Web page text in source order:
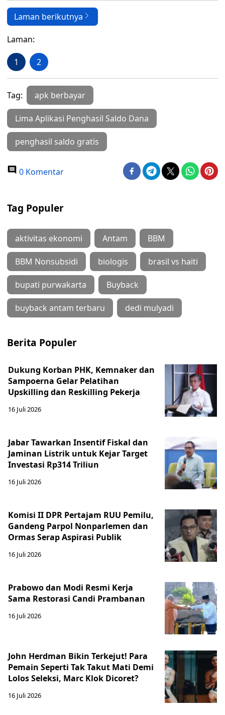
Laman berikutnya
Laman:
1 2
Tag: apk berbayar
Lima Aplikasi Penghasil Saldo Dana
penghasil saldo gratis
0 Komentar
Tag Populer
aktivitas ekonomi Antam BBM
BBM Nonsubsidi biologis brasil vs haiti
bupati purwakarta Buyback
buyback antam terbaru dedi mulyadi
Berita Populer
Dukung Korban PHK, Kemnaker dan
Sampoerna Gelar Pelatihan
Upskilling dan Reskilling Pekerja
16 Juli 2026
Jabar Tawarkan Insentif Fiskal dan
Jaminan Listrik untuk Kejar Target
Investasi Rp314 Triliun
16 Juli 2026
Komisi II DPR Pertajam RUU Pemilu,
Gandeng Parpol Nonparlemen dan
Ormas Serap Aspirasi Publik
16 Juli 2026
Prabowo dan Modi Resmi Kerja
Sama Restorasi Candi Prambanan
16 Juli 2026
John Herdman Bikin Terkejut! Para
Pemain Seperti Tak Takut Mati Demi
Lolos Seleksi, Marc Klok Dicoret?
16 Juli 2026